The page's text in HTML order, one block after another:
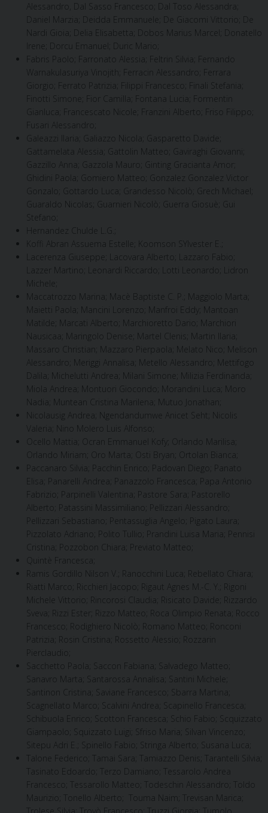
Alessandro, Dal Sasso Francesco; Dal Toso Alessandra;
Daniel Marzia; Deidda Emmanuele; De Giacomi Vittorio; De
Nardi Gioia; Delia Elisabetta; Dobos Marius Marcel; Donatello
Irene; Dorcu Emanuel; Duric Mario;
Fabris Paolo; Farronato Alessia; Feltrin Silvia; Fernando
Warnakulasuriya Vinojith; Ferracin Alessandro; Ferrara
Giorgio; Ferrato Patrizia; Filippi Francesco; Finali Stefania;
Finotti Simone; Fior Camilla; Fontana Lucia; Formentin
Gianluca; Francescato Nicole; Franzini Alberto; Friso Filippo;
Fusari Alessandro;
Galeazzi Ilaria; Galiazzo Nicola; Gasparetto Davide;
Gattamelata Alessia; Gattolin Matteo; Gaviraghi Giovanni;
Gazzillo Anna; Gazzola Mauro; Ginting Gracianta Amor;
Ghidini Paola; Gomiero Matteo; Gonzalez Gonzalez Victor
Gonzalo; Gottardo Luca; Grandesso Nicolò; Grech Michael;
Guaraldo Nicolas; Guarnieri Nicolò; Guerra Giosuè; Gui
Stefano;
Hernandez Chulde L.G.;
Koffi Abran Assuema Estelle; Koomson SYlvester E.;
Lacerenza Giuseppe; Lacovara Alberto; Lazzaro Fabio;
Lazzer Martino; Leonardi Riccardo; Lotti Leonardo; Lidron
Michele;
Maccatrozzo Marina; Macè Baptiste C. P.; Maggiolo Marta;
Maietti Paola; Mancini Lorenzo; Manfroi Eddy; Mantoan
Matilde; Marcati Alberto; Marchioretto Dario; Marchiori
Nausicaa; Maringolo Denise; Martel Clenis; Martin Ilaria;
Massaro Christian; Mazzaro Pierpaola; Melato Nico; Melison
Alessandro; Meriggi Annalisa; Metello Alessandro; Mettifogo
Dalila; Michelutti Andrea; Milani Simone; Milizia Ferdinanda;
Miola Andrea; Montuori Giocondo; Morandini Luca; Moro
Nadia; Muntean Cristina Marilena; Mutuo Jonathan;
Nicolausig Andrea; Ngendandumwe Anicet Seht; Nicolis
Valeria; Nino Molero Luis Alfonso;
Ocello Mattia; Ocran Emmanuel Kofy; Orlando Marilisa;
Orlando Miriam; Oro Marta; Osti Bryan; Ortolan Bianca;
Paccanaro Silvia; Pacchin Enrico; Padovan Diego; Panato
Elisa; Panarelli Andrea; Panazzolo Francesca; Papa Antonio
Fabrizio; Parpinelli Valentina; Pastore Sara; Pastorello
Alberto; Patassini Massimiliano; Pellizzari Alessandro;
Pellizzari Sebastiano; Pentassuglia Angelo; Pigato Laura;
Pizzolato Adriano; Polito Tullio; Prandini Luisa Maria; Pennisi
Cristina; Pozzobon Chiara; Previato Matteo;
Quintè Francesca;
Ramis Gordillo Nilson V.; Ranocchini Luca; Rebellato Chiara;
Riatti Marco; Ricchieri Jacopo; Rigaut Agnes M.-C. Y.; Rigoni
Michele Vittorio; Rincorosi Claudia; Risicato Davide; Rizzardo
Sveva; Rizzi Ester; Rizzo Matteo; Roca Olimpio Renata; Rocco
Francesco; Rodighiero Nicolò; Romano Matteo; Ronconi
Patrizia; Rosin Cristina; Rossetto Alessio; Rozzarin
Pierclaudio;
Sacchetto Paola; Saccon Fabiana; Salvadego Matteo;
Sanavro Marta; Santarossa Annalisa; Santini Michele;
Santinon Cristina; Saviane Francesco; Sbarra Martina;
Scagnellato Marco; Scalvini Andrea; Scapinello Francesca;
Schibuola Enrico; Scotton Francesca; Schio Fabio; Scquizzato
Giampaolo; Squizzato Luigi; Sfriso Maria; Silvan Vincenzo;
Sitepu Adri E.; Spinello Fabio; Stringa Alberto; Susana Luca;
Talone Federico; Tamai Sara; Tamiazzo Denis; Tarantelli Silvia;
Tasinato Edoardo; Terzo Damiano; Tessarolo Andrea
Francesco; Tessarollo Matteo; Todeschin Alessandro; Toldo
Maurizio; Tonello Alberto; Touma Naim; Trevisan Marica;